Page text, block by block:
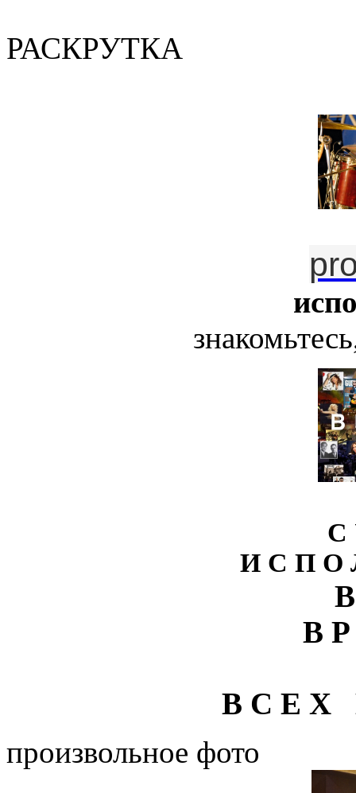
РАСКРУТКА
С
И С П О
В
В С Е Х
произвольное фото